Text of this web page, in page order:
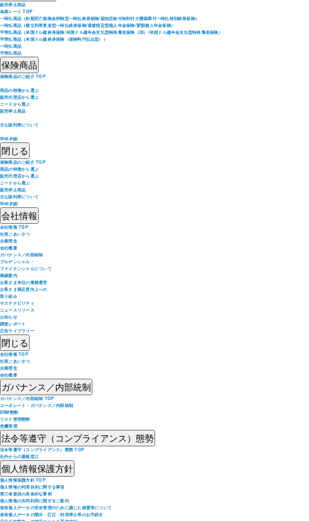
販売停止商品
為替レート TOP
一時払商品（初期死亡保険金抑制型一時払終身保険/認知症給付特則付介護保障付一時払特別終身保険）
一時払商品（積立利率更改型一時払終身保険/通貨指定型個人年金保険/変額個人年金保険）
平準払商品（米国ドル建終身保険/米国ドル建年金支払型特殊養老保険（20）/米国ドル建年金支払型特殊養老保険）
平準払商品（米国ドル建終身保険（保険料円払込型））
一時払商品
平準払商品
保険商品
保険商品のご紹介 TOP
商品の特徴から選ぶ
販売代理店から選ぶ
ニードから選ぶ
販売停止商品
主な諸利率について
Web約款
閉じる
保険商品のご紹介 TOP
商品の特徴から選ぶ
販売代理店から選ぶ
ニードから選ぶ
販売停止商品
主な諸利率について
Web約款
会社情報
会社情報 TOP
社長ごあいさつ
企業理念
会社概要
ガバナンス／内部統制
プルデンシャル・
ファイナンシャルについて
業績案内
お客さま本位の業務運営
お客さま満足度向上への
取り組み
サステナビリティ
ニュースリリース
お知らせ
調査レポート
広告ライブラリー
閉じる
会社情報 TOP
社長ごあいさつ
企業理念
会社概要
ガバナンス／内部統制
ガバナンス／内部統制 TOP
コーポレート・ガバナンス／内部統制
ERM態勢
リスク管理態勢
危機管理
法令等遵守（コンプライアンス）態勢
法令等遵守（コンプライアンス）態勢 TOP
社外からの通報窓口
個人情報保護方針
個人情報保護方針 TOP
個人情報の利用目的に関する事項
第三者提供の具体的な事例
個人情報の共同利用に関するご案内
保有個人データの安全管理のために講じた措置等について
保有個人データの開示・訂正・利用停止等のお手続き